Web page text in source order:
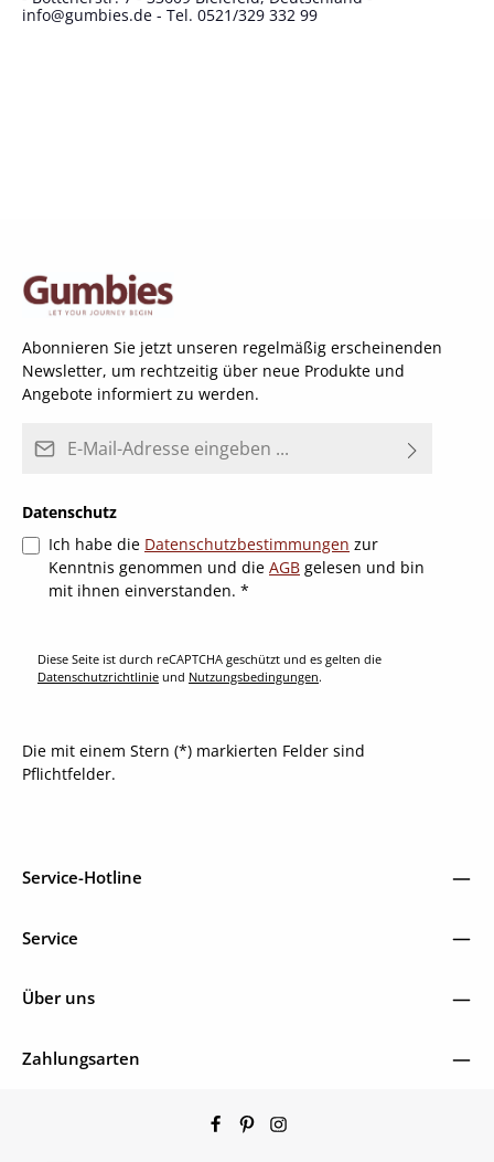
info@gumbies.de - Tel. 0521/329 332 99
Abonnieren Sie jetzt unseren regelmäßig erscheinenden
Newsletter, um rechtzeitig über neue Produkte und
Angebote informiert zu werden.
Datenschutz
Ich habe die Datenschutzbestimmungen zur
Kenntnis genommen und die AGB gelesen und bin
mit ihnen einverstanden. *
Diese Seite ist durch reCAPTCHA geschützt und es gelten die
Datenschutzrichtlinie und Nutzungsbedingungen.
Die mit einem Stern (*) markierten Felder sind
Pflichtfelder.
Service-Hotline
Service
Über uns
Zahlungsarten